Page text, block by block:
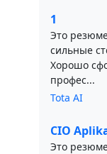
1
Это
сильные
Хорошо
профес...
Tota AI
CIO
Это